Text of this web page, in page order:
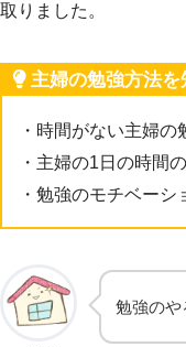
取りました。
主婦の勉強方法を
・時間がない主婦
・主婦の1日の時間
・勉強のモチベーシ
勉強のや